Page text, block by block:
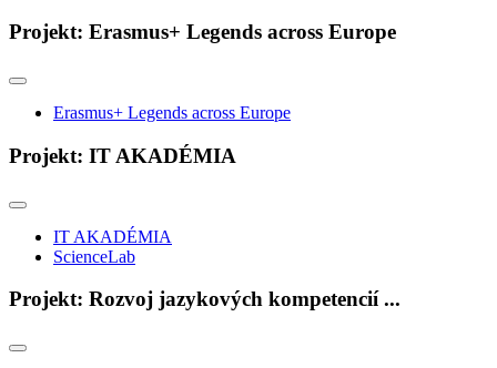
Projekt: Erasmus+ Legends across Europe
Erasmus+ Legends across Europe
Projekt: IT AKADÉMIA
IT AKADÉMIA
ScienceLab
Projekt: Rozvoj jazykových kompetencií ...